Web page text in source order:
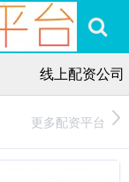
线上配资公司
更多配资平台